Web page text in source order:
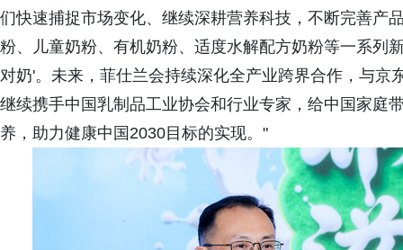
们快速捕捉市场变化、继续深耕营养科技，不断完善产
粉、儿童奶粉、有机奶粉、适度水解配方奶粉等一系列
对奶'。未来，菲仕兰会持续深化全产业跨界合作，与
继续携手中国乳制品工业协会和行业专家，给中国家庭
养，助力健康中国2030目标的实现。"